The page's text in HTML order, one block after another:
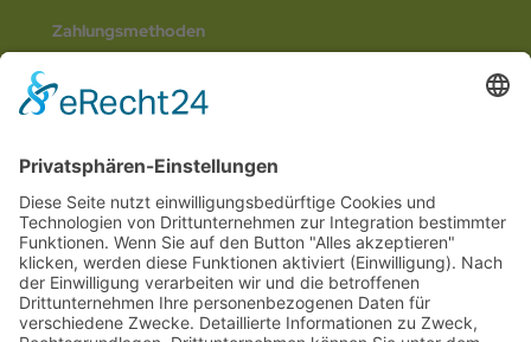
Zahlungsmethoden
Social Media
© 2026Internetwerbung by Webjoker.eu